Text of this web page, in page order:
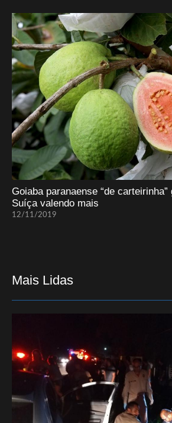
Goiaba paranaense “de
Suíça valendo mais
12/11/2019
Mais Lidas